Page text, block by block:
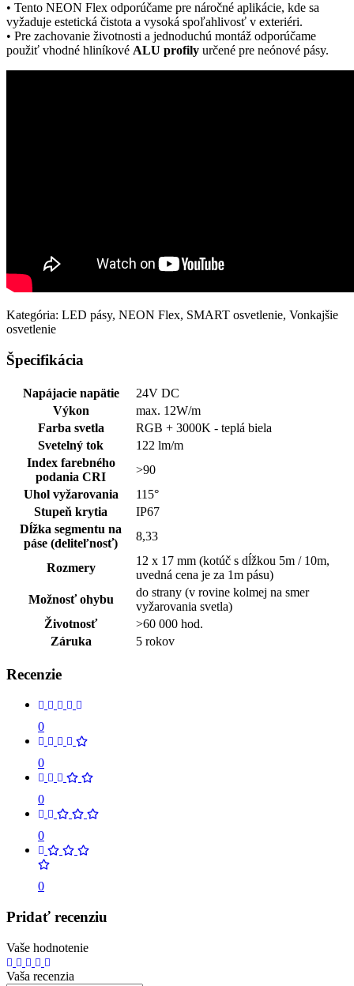
• Tento NEON Flex odporúčame pre náročné aplikácie, kde sa
vyžaduje estetická čistota a vysoká spoľahlivosť v exteriéri.
• Pre zachovanie životnosti a jednoduchú montáž odporúčame
použiť vhodné hliníkové ALU profily určené pre neónové pásy.
Kategória: LED pásy, NEON Flex, SMART osvetlenie, Vonkajšie
osvetlenie
Špecifikácia
Napájacie napätie
24V DC
Výkon
max. 12W/m
Farba svetla
RGB + 3000K - teplá biela
Svetelný tok
122 lm/m
Index farebného
podania CRI
>90
Uhol vyžarovania
115°
Stupeň krytia
IP67
Dĺžka segmentu na
páse (deliteľnosť)
8,33
Rozmery
12 x 17 mm (kotúč s dĺžkou 5m / 10m,
uvedná cena je za 1m pásu)
Možnosť ohybu
do strany (v rovine kolmej na smer
vyžarovania svetla)
Životnosť
>60 000 hod.
Záruka
5 rokov
Recenzie
0
0
0
0
0
Pridať recenziu
Vaše hodnotenie
Vaša recenzia